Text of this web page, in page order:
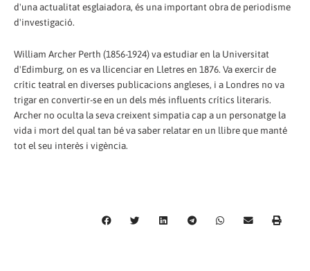
d'una actualitat esglaiadora, és una important obra de periodisme
d'investigació.
William Archer Perth (1856-1924) va estudiar en la Universitat
d'Edimburg, on es va llicenciar en Lletres en 1876. Va exercir de
crític teatral en diverses publicacions angleses, i a Londres no va
trigar en convertir-se en un dels més influents crítics literaris.
Archer no oculta la seva creixent simpatia cap a un personatge la
vida i mort del qual tan bé va saber relatar en un llibre que manté
tot el seu interès i vigència.